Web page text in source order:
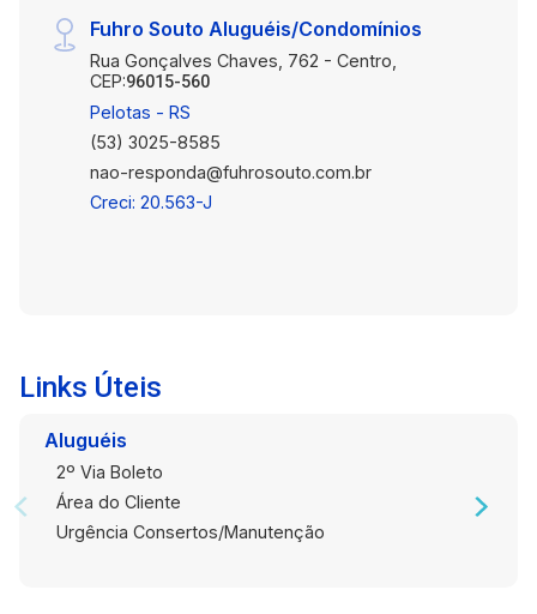
Fuhro Souto Aluguéis/Condomínios
Rua Gonçalves Chaves, 762 - Centro,
CEP:96015-560
Pelotas - RS
(53) 3025-8585
nao-responda@fuhrosouto.com.br
Creci: 20.563-J
Links Úteis
Aluguéis
2º Via Boleto
Área do Cliente
Urgência Consertos/Manutenção